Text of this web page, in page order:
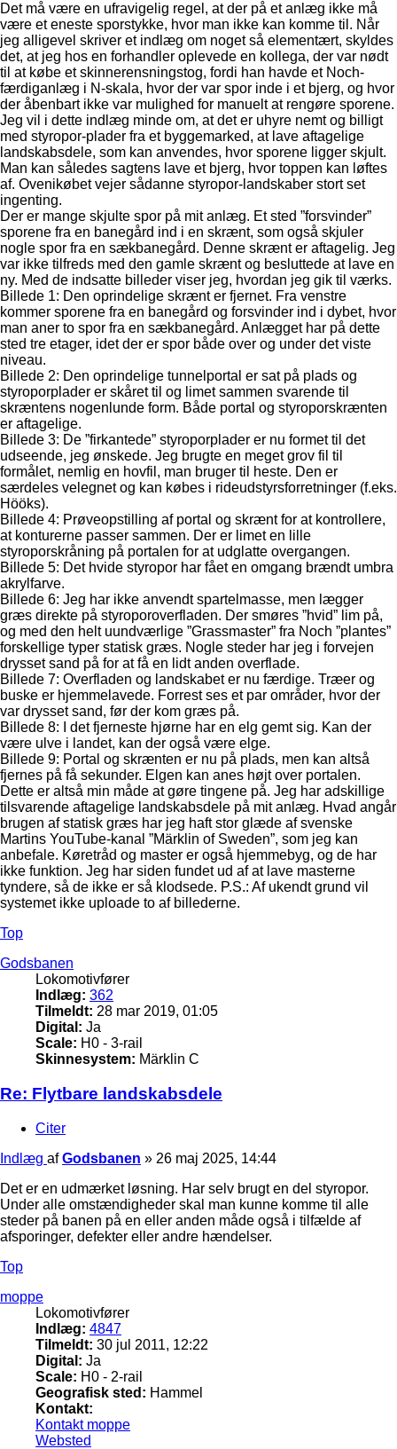
Det må være en ufravigelig regel, at der på et anlæg ikke må
være et eneste sporstykke, hvor man ikke kan komme til. Når
jeg alligevel skriver et indlæg om noget så elementært, skyldes
det, at jeg hos en forhandler oplevede en kollega, der var nødt
til at købe et skinnerensningstog, fordi han havde et Noch-
færdiganlæg i N-skala, hvor der var spor inde i et bjerg, og hvor
der åbenbart ikke var mulighed for manuelt at rengøre sporene.
Jeg vil i dette indlæg minde om, at det er uhyre nemt og billigt
med styropor-plader fra et byggemarked, at lave aftagelige
landskabsdele, som kan anvendes, hvor sporene ligger skjult.
Man kan således sagtens lave et bjerg, hvor toppen kan løftes
af. Ovenikøbet vejer sådanne styropor-landskaber stort set
ingenting.
Der er mange skjulte spor på mit anlæg. Et sted ”forsvinder”
sporene fra en banegård ind i en skrænt, som også skjuler
nogle spor fra en sækbanegård. Denne skrænt er aftagelig. Jeg
var ikke tilfreds med den gamle skrænt og besluttede at lave en
ny. Med de indsatte billeder viser jeg, hvordan jeg gik til værks.
Billede 1: Den oprindelige skrænt er fjernet. Fra venstre
kommer sporene fra en banegård og forsvinder ind i dybet, hvor
man aner to spor fra en sækbanegård. Anlægget har på dette
sted tre etager, idet der er spor både over og under det viste
niveau.
Billede 2: Den oprindelige tunnelportal er sat på plads og
styroporplader er skåret til og limet sammen svarende til
skræntens nogenlunde form. Både portal og styroporskrænten
er aftagelige.
Billede 3: De ”firkantede” styroporplader er nu formet til det
udseende, jeg ønskede. Jeg brugte en meget grov fil til
formålet, nemlig en hovfil, man bruger til heste. Den er
særdeles velegnet og kan købes i rideudstyrsforretninger (f.eks.
Hööks).
Billede 4: Prøveopstilling af portal og skrænt for at kontrollere,
at konturerne passer sammen. Der er limet en lille
styroporskråning på portalen for at udglatte overgangen.
Billede 5: Det hvide styropor har fået en omgang brændt umbra
akrylfarve.
Billede 6: Jeg har ikke anvendt spartelmasse, men lægger
græs direkte på styroporoverfladen. Der smøres ”hvid” lim på,
og med den helt uundværlige ”Grassmaster” fra Noch ”plantes”
forskellige typer statisk græs. Nogle steder har jeg i forvejen
drysset sand på for at få en lidt anden overflade.
Billede 7: Overfladen og landskabet er nu færdige. Træer og
buske er hjemmelavede. Forrest ses et par områder, hvor der
var drysset sand, før der kom græs på.
Billede 8: I det fjerneste hjørne har en elg gemt sig. Kan der
være ulve i landet, kan der også være elge.
Billede 9: Portal og skrænten er nu på plads, men kan altså
fjernes på få sekunder. Elgen kan anes højt over portalen.
Dette er altså min måde at gøre tingene på. Jeg har adskillige
tilsvarende aftagelige landskabsdele på mit anlæg. Hvad angår
brugen af statisk græs har jeg haft stor glæde af svenske
Martins YouTube-kanal ”Märklin of Sweden”, som jeg kan
anbefale. Køretråd og master er også hjemmebyg, og de har
ikke funktion. Jeg har siden fundet ud af at lave masterne
tyndere, så de ikke er så klodsede. P.S.: Af ukendt grund vil
systemet ikke uploade to af billederne.
Top
Godsbanen
Lokomotivfører
Indlæg: 362
Tilmeldt: 28 mar 2019, 01:05
Digital: Ja
Scale: H0 - 3-rail
Skinnesystem: Märklin C
Re: Flytbare landskabsdele
Citer
Indlæg afGodsbanen » 26 maj 2025, 14:44
Det er en udmærket løsning. Har selv brugt en del styropor.
Under alle omstændigheder skal man kunne komme til alle
steder på banen på en eller anden måde også i tilfælde af
afsporinger, defekter eller andre hændelser.
Top
moppe
Lokomotivfører
Indlæg: 4847
Tilmeldt: 30 jul 2011, 12:22
Digital: Ja
Scale: H0 - 2-rail
Geografisk sted: Hammel
Kontakt:
Kontakt moppe
Websted